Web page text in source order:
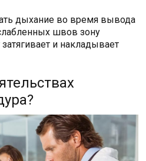
дыхание во время вывода
швов зону
и накладывает